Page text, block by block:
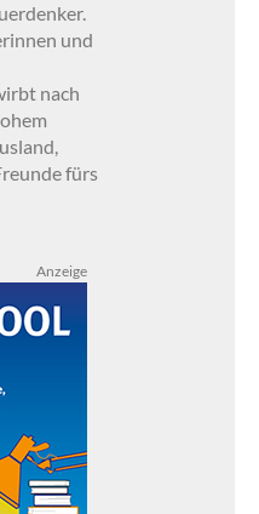
und
nach
fürs
Anzeige